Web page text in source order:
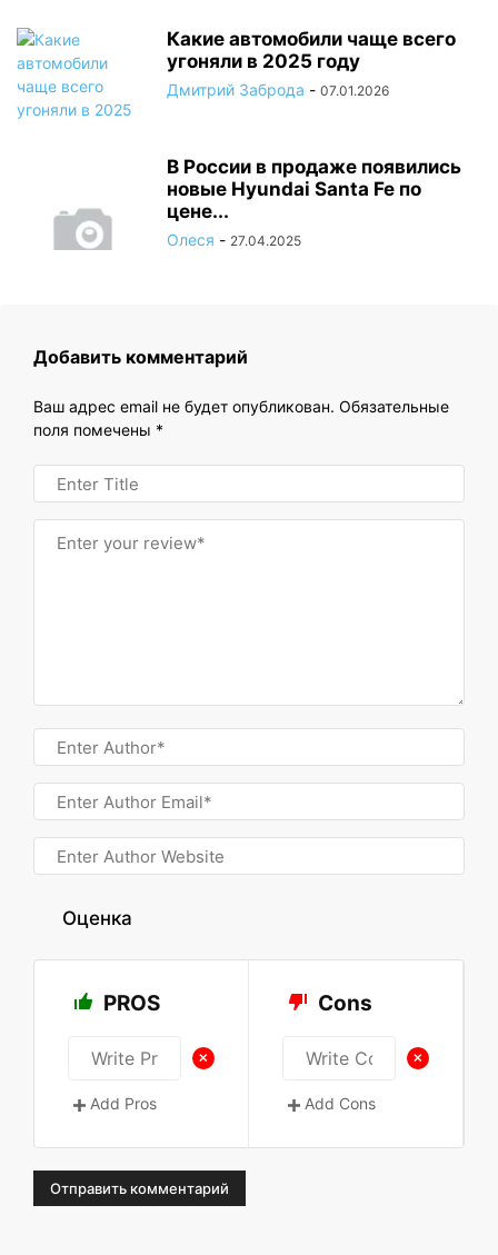
Какие автомобили чаще всего
угоняли в 2025 году
Дмитрий Заброда - 07.01.2026
В России в продаже появились
новые Hyundai Santa Fe по
цене...
Олеся - 27.04.2025
Добавить комментарий
Ваш адрес email не будет опубликован. Обязательные
поля помечены *
Оценка
PROS
+
Add Pros
Cons
+
Add Cons